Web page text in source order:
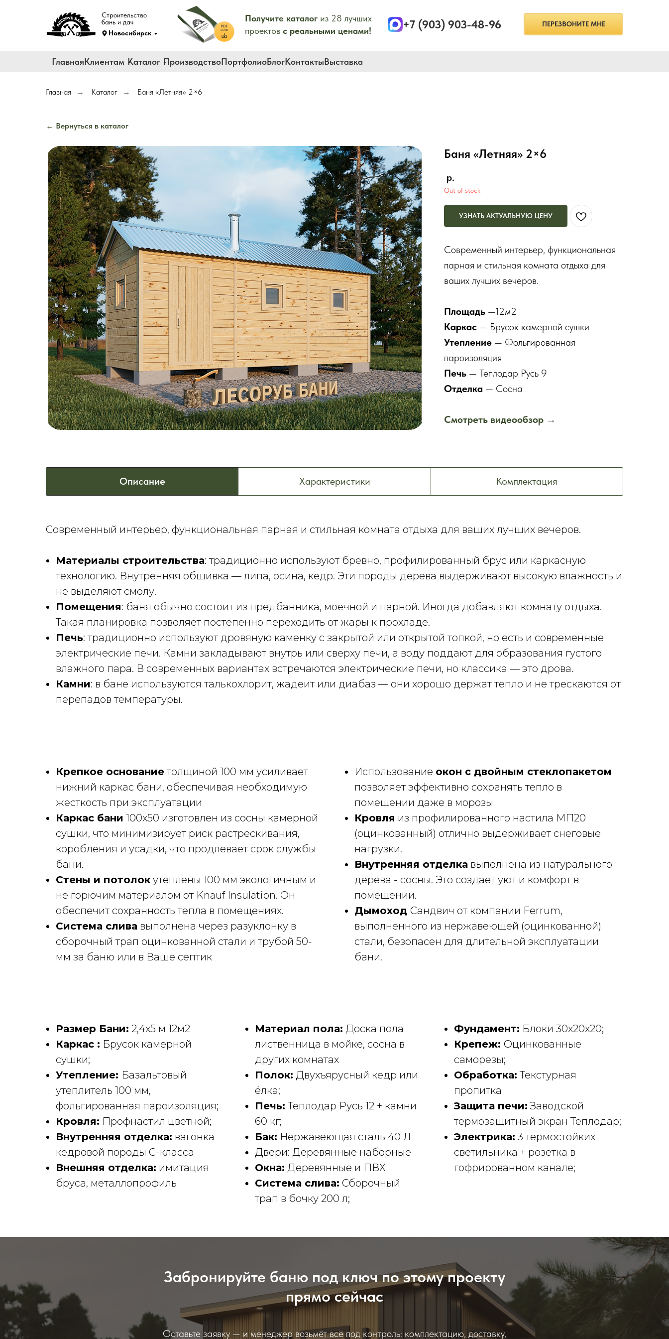
Получите каталог из 28 лучших
проектов с реальными ценами!
Строительство
бань и дач
ПЕРЕЗВОНИТЕ МНЕ
Новосибирск
ГлавнаяКлиентам Каталог ПроизводствоПортфолиоБлогКонтактыВыставка
+7 (903) 903-48-96
Главная → Каталог → Баня «Летняя» 2×6
← Вернуться в каталог
Баня «Летняя» 2×6
р.
Out of stock
УЗНАТЬ АКТУАЛЬНУЮ ЦЕНУ
Современный интерьер, функциональная
парная и стильная комната отдыха для
ваших лучших вечеров.
Площадь —12м2
Каркас — Брусок камерной сушки
Утепление — Фольгированная
пароизоляция
Печь — Теплодар Русь 9
Отделка — Сосна
Смотреть видеообзор →
Описание Характеристики Комплектация
Современный интерьер, функциональная парная и стильная комната отдыха для ваших лучших вечеров.
Материалы строительства: традиционно используют бревно, профилированный брус или каркасную
технологию. Внутренняя обшивка — липа, осина, кедр. Эти породы дерева выдерживают высокую влажность и
не выделяют смолу.
Помещения: баня обычно состоит из предбанника, моечной и парной. Иногда добавляют комнату отдыха.
Такая планировка позволяет постепенно переходить от жары к прохладе.
Печь: традиционно используют дровяную каменку с закрытой или открытой топкой, но есть и современные
электрические печи. Камни закладывают внутрь или сверху печи, а воду поддают для образования густого
влажного пара. В современных вариантах встречаются электрические печи, но классика — это дрова.
Камни: в бане используются талькохлорит, жадеит или диабаз — они хорошо держат тепло и не трескаются от
перепадов температуры.
Крепкое основаниетолщиной 100 мм усиливает
нижний каркас бани, обеспечивая необходимую
жесткость при эксплуатации
Каркас бани 100х50 изготовлен из сосны камерной
сушки, что минимизирует риск растрескивания,
коробления и усадки, что продлевает срок службы
бани.
Стены и потолок утеплены 100 мм экологичным и
не горючим материалом от Knauf Insulation. Он
обеспечит сохранность тепла в помещениях.
Система слива выполнена через разуклонку в
сборочный трап оцинкованной стали и трубой 50-
мм за баню или в Ваше септик
Использование окон с двойным стеклопакетом
позволяет эффективно сохранять тепло в
помещении даже в морозы
Кровля из профилированного настила МП20
(оцинкованный) отлично выдерживает снеговые
нагрузки.
Внутренняя отделка выполнена из натурального
дерева - сосны. Это создает уют и комфорт в
помещении.
Дымоход Сандвич от компании Ferrum,
выполненного из нержавеющей (оцинкованной)
стали, безопасен для длительной эксплуатации
бани.
Размер Бани: 2,4x5 м 12м2
Каркас : Брусок камерной
сушки;
Утепление: Базальтовый
утеплитель 100 мм,
фольгированная пароизоляция;
Кровля: Профнастил цветной;
Внутренняя отделка: вагонка
кедровой породы С-класса
Внешняя отделка: имитация
бруса, металлопрофиль
Материал пола: Доска пола
лиственница в мойке, сосна в
других комнатах
Полок: Двухъярусный кедр или
ёлка;
Печь: Теплодар Русь 12 + камни
60 кг;
Бак: Нержавеющая сталь 40 Л
Двери: Деревянные наборные
Окна: Деревянные и ПВХ
Система слива: Сборочный
трап в бочку 200 л;
Фундамент: Блоки 30х20х20;
Крепеж: Оцинкованные
саморезы;
Обработка: Текстурная
пропитка
Защита печи: Заводской
термозащитный экран Теплодар;
Электрика: 3 термостойких
светильника + розетка в
гофрированном канале;
Забронируйте баню под ключ по этому проекту
прямо сейчас
Оставьте заявку — и менеджер возьмёт всё под контроль: комплектацию, доставку,